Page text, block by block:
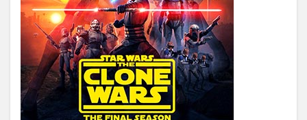
Streaming
Siri ShouheiOhtani
SHURE
Silicon
siliconvalley
Simフリー
SIMフリースマートフォンの夢
Sincerity Is Scary
Sir Sly
Sir SlySONG sleep
SOTO
SMEレコーズ Cö shu Nie
SNS
SoC
Social Cues
SoCアーキテクチャ